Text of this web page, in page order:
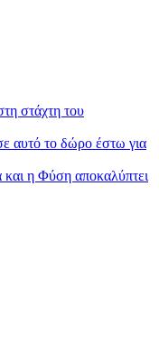
στάχτη του
αυτό το δώρο έστω για
και η Φύση αποκαλύπτει